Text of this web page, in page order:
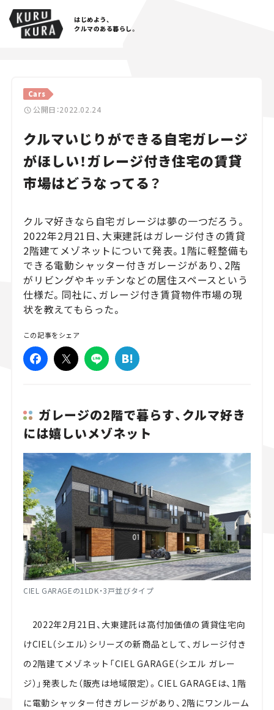
はじめよう、
クルマのある暮らし。
Cars
公開日：2022.02.24
クルマいじりができる自宅ガレージ
がほしい！ガレージ付き住宅の賃貸
市場はどうなってる？
クルマ好きなら自宅ガレージは夢の一つだろう。
2022年2月21日、大東建託はガレージ付きの賃貸
2階建てメゾネットについて発表。1階に軽整備も
できる電動シャッター付きガレージがあり、2階
がリビングやキッチンなどの居住スペースという
仕様だ。同社に、ガレージ付き賃貸物件市場の現
状を教えてもらった。
この記事をシェア
ガレージの2階で暮らす、クルマ好き
には嬉しいメゾネット
CIEL GARAGEの1LDK・3戸並びタイプ
2022年2月21日、大東建託は高付加価値の賃貸住宅向
けCIEL（シエル）シリーズの新商品として、ガレージ付き
の2階建てメゾネット「CIEL GARAGE（シエル ガレー
ジ）」発表した（販売は地域限定）。 CIEL GARAGE は、 1階
に電動シャッター付きガレージがあり、 2階にワンルーム
Cars
Lifestyle
Traffic
Special
Series
Campaign
人気のハッシュタグ
スズキ ジムニー｜Suzuki Jimny スズキ｜Suzuki
マツダ｜
マツダ ロードスター｜Mazda Roadster